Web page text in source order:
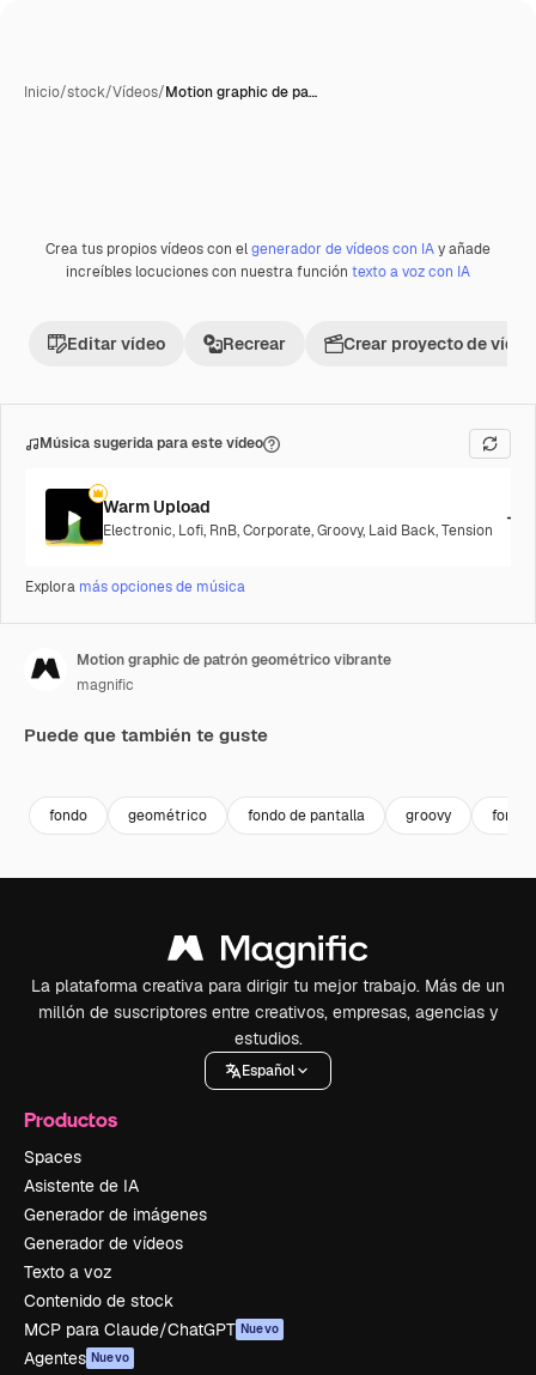
Inicio/stock/Vídeos/Motion graphic de pa…
Crea tus propios vídeos con elgenerador de vídeos con IAy añade
increíbles locuciones con nuestra función texto a voz con IA
Editar vídeo Recrear Crear proyecto de vídeo
Música sugerida para este vídeo
Warm Upload
Electronic, Lofi, RnB,Corporate,Groovy, Laid Back,Tension
Explora más opciones de música
Motion graphic de patrón geométrico vibrante
magnific
Puede que también te guste
fondo geométrico fondo de pantalla groovy fondo
La plataforma creativa para dirigir tu mejor trabajo. Más de un
millón de suscriptores entre creativos, empresas, agencias y
estudios.
Español
Productos
Spaces
Asistente de IA
Generador de imágenes
Generador de vídeos
Texto a voz
Contenido de stock
MCP para Claude/ChatGPT Nuevo
Agentes Nuevo